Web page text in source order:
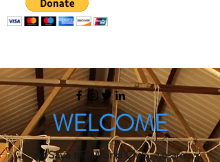
WELCOME
At Save the World Club, we are